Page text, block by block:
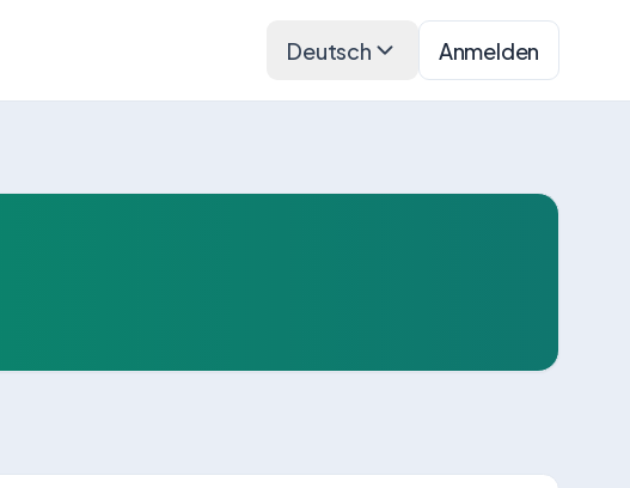
Deutsch Anmelden